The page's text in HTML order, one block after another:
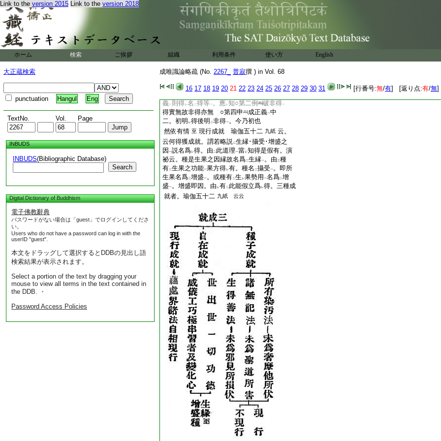
Link to the version 2015 Link to the version 2018
ホーム 検索 ご挨拶 組織 利用条件 使い方 English
大正蔵検索
punctuation Hangul Eng
TextNo. Vol. Page
INBUDS
INBUDS(Bibliographic Database)
Search
Digital Dictionary of Buddhism
電子佛教辭典
パスワードがない場合は「guest」でログインしてくださ
い。
Users who do not have a password can log in with the
userID "guest".
本文をドラッグして選択するとDDBの見出し語
検索結果が表示されます。
Select a portion of the text by dragging your
mouse to view all terms in the text contained in
the DDB. ・
Password Access Policies
成唯識論略疏 (No. 2267_ 普寂撰 ) in Vol. 68
16 17 18 19 20 21 22 23 24 25 26 27 28 29 30 31 [行番号:無/有] [返り点:有/無]
生相無用 一難。五又具下以 三具 レ得者應 三
性法一時頓現
難。六若待下難意可 知。此一
段難全依 二瑜伽五十二 九紙 之意一 。俱舍論第四
之旨粗同二 此意 一。可 レ
尋○
若得於法 俱爲無用 此破 正理救一。正理
離 有情 應 假 立得 不 可 別有
不失因上 也。大乘則於三一切色心隨 屬於己 一
義一則得レ名 二得等一。應レ知○第二例 破非得一
得實無故非得亦無 ○第四申 成正義一中
二。初明 レ得後明 二非得一。今乃初也
然依有情 至 現行成就 瑜伽五十二 九紙 云。
云何得獲成就。謂若略説二生縁･攝受･增盛之
因 一説名爲レ得。由 二 此道理一當レ知得是假有。演
祕云。種是生果之因縁故名爲二生縁一。由三種
有二生果之功能一果方得レ有。種名 二攝受一。即所
生果名爲二增盛一。或種有二生 レ果勢用 一名爲二增
盛一。增盛即因。由 レ有二 此能假立爲レ得。三種成
就者。瑜伽五十二 九紙 云云